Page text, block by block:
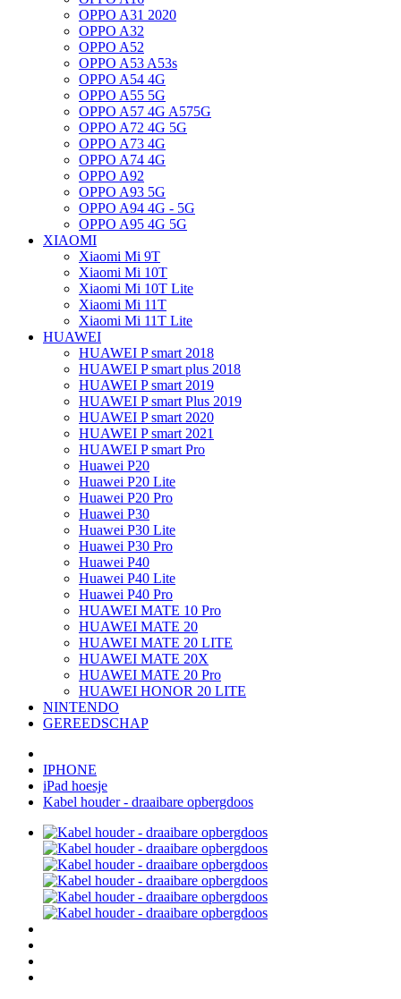
OPPO A31 2020
OPPO A32
OPPO A52
OPPO A53 A53s
OPPO A54 4G
OPPO A55 5G
OPPO A57 4G A575G
OPPO A72 4G 5G
OPPO A73 4G
OPPO A74 4G
OPPO A92
OPPO A93 5G
OPPO A94 4G - 5G
OPPO A95 4G 5G
XIAOMI
Xiaomi Mi 9T
Xiaomi Mi 10T
Xiaomi Mi 10T Lite
Xiaomi Mi 11T
Xiaomi Mi 11T Lite
HUAWEI
HUAWEI P smart 2018
HUAWEI P smart plus 2018
HUAWEI P smart 2019
HUAWEI P smart Plus 2019
HUAWEI P smart 2020
HUAWEI P smart 2021
HUAWEI P smart Pro
Huawei P20
Huawei P20 Lite
Huawei P20 Pro
Huawei P30
Huawei P30 Lite
Huawei P30 Pro
Huawei P40
Huawei P40 Lite
Huawei P40 Pro
HUAWEI MATE 10 Pro
HUAWEI MATE 20
HUAWEI MATE 20 LITE
HUAWEI MATE 20X
HUAWEI MATE 20 Pro
HUAWEI HONOR 20 LITE
NINTENDO
GEREEDSCHAP
IPHONE
iPad hoesje
Kabel houder - draaibare opbergdoos